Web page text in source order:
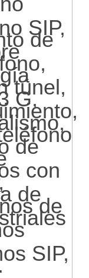
SIP,
de
túnel,
G,
de
con
dede
SIP,